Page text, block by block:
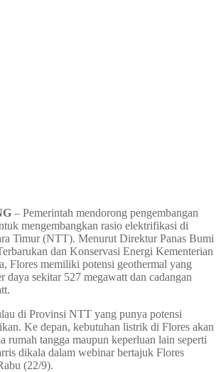
– Pemerintah mendorong pengembangan
mengembangkan rasio elektrifikasi di
Timur (NTT). Menurut Direktur Panas Bumi
dan Konservasi Energi Kementerian
Flores memiliki potensi geothermal yang
daya sekitar 527 megawatt dan cadangan
di Provinsi NTT yang punya potensi
Ke depan, kebutuhan listrik di Flores akan
rumah tangga maupun keperluan lain seperti
dikala dalam webinar bertajuk Flores
(22/9).